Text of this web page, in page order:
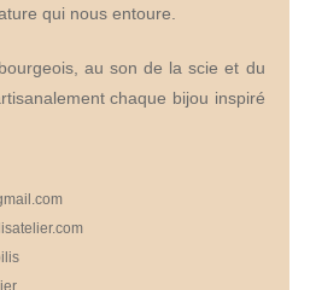
qui nous entoure.
au son de la scie et du
chaque bijou inspiré